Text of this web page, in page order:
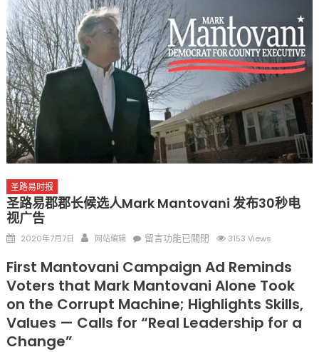
合作 Peter Raven 博士逝世 享年89岁
一晃三十年，初夏又相逢。中华日，等你来赴约 —— 密苏里植物
园“中华日三十周年特别报道（五）
筝声与琴韵交汇：刘励(Li Statler)与钢琴家Darek演绎一场古筝
与钢琴的精彩对话
圣路易时报
圣路易郡郡长候选人Mark Mantovani 发布30秒电
视广告
Posted
2020年7月7日 Author
网站编辑
在
路
易
郡
郡
留言功能已關閉 3153 Views
First Mantovani Campaign Ad Reminds
Voters that Mark Mantovani Alone Took
on the Corrupt Machine; Highlights Skills,
Values — Calls for “Real Leadership for a
Change”